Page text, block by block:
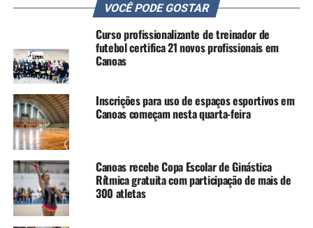
cada edição, a participação cresce, e o evento se
consolidou como um ponto de encontro para quem busca
uma atividade física em grupo e a troca de experiências.
Vinicius explica que era um desafio correr em grupo sem
ter esse espaço em Canoas. Mas quando iniciamos o
Corre, fomos instantaneamente abraçados pela
comunidade.
Com mais de 600 participantes ao longo de suas edições,
o Corre Canoas tem se destacado não só pela adesão ao
esporte, mas também por sua preocupação com a
solidariedade. Em cada encontro, é realizada uma
VOCÊ PODE GOSTAR
Curso profissionalizante de treinador de
futebol certifica 21 novos profissionais em
Canoas
Inscrições para uso de espaços esportivos em
Canoas começam nesta quarta-feira
Canoas recebe Copa Escolar de Ginástica
Rítmica gratuita com participação de mais de
300 atletas